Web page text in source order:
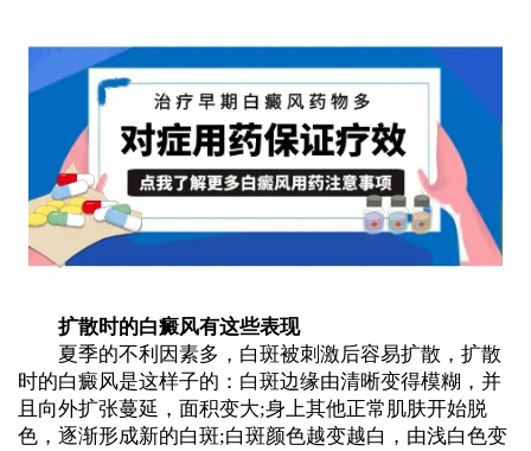
扩散时的白癜风有这些表现
夏季的不利因素多，白斑被刺激后容易扩散，扩散
时的白癜风是这样子的：白斑边缘由清晰变得模糊，并
且向外扩张蔓延，面积变大;身上其他正常肌肤开始脱
色，逐渐形成新的白斑;白斑颜色越变越白，由浅白色变